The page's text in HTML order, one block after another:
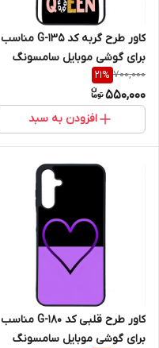
کاور طرح گربه کد G-135 مناسب
برای گوشی موبایل سامسونگ
Galaxy A16 4G / A16 5G
700,000
21%
550,000
افزودن به سبد
کاور طرح قلبی کد G-180 مناسب
برای گوشی موبایل سامسونگ